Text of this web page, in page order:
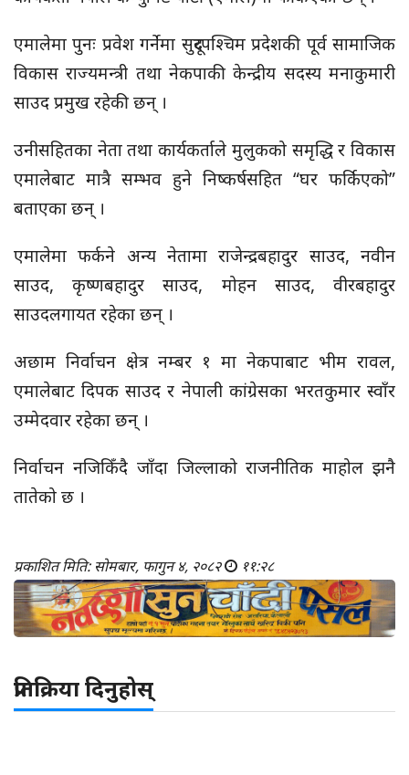
एमालेमा पुनः प्रवेश गर्नेमा सुदूरपश्चिम प्रदेशकी पूर्व सामाजिक
विकास राज्यमन्त्री तथा नेकपाकी केन्द्रीय सदस्य मनाकुमारी
साउद प्रमुख रहेकी छन् ।
उनीसहितका नेता तथा कार्यकर्ताले मुलुकको समृद्धि र विकास
एमालेबाट मात्रै सम्भव हुने निष्कर्षसहित “घर फर्किएको”
बताएका छन् ।
एमालेमा फर्कने अन्य नेतामा राजेन्द्रबहादुर साउद, नवीन
साउद, कृष्णबहादुर साउद, मोहन साउद, वीरबहादुर
साउदलगायत रहेका छन् ।
अछाम निर्वाचन क्षेत्र नम्बर १ मा नेकपाबाट भीम रावल,
एमालेबाट दिपक साउद र नेपाली कांग्रेसका भरतकुमार स्वाँर
उम्मेदवार रहेका छन् ।
निर्वाचन नजिकिँदै जाँदा जिल्लाको राजनीतिक माहोल झनै
तातेको छ ।
प्रकाशित मिति: सोमबार, फागुन ४, २०८२ ११:२८
प्रतिक्रिया दिनुहोस्